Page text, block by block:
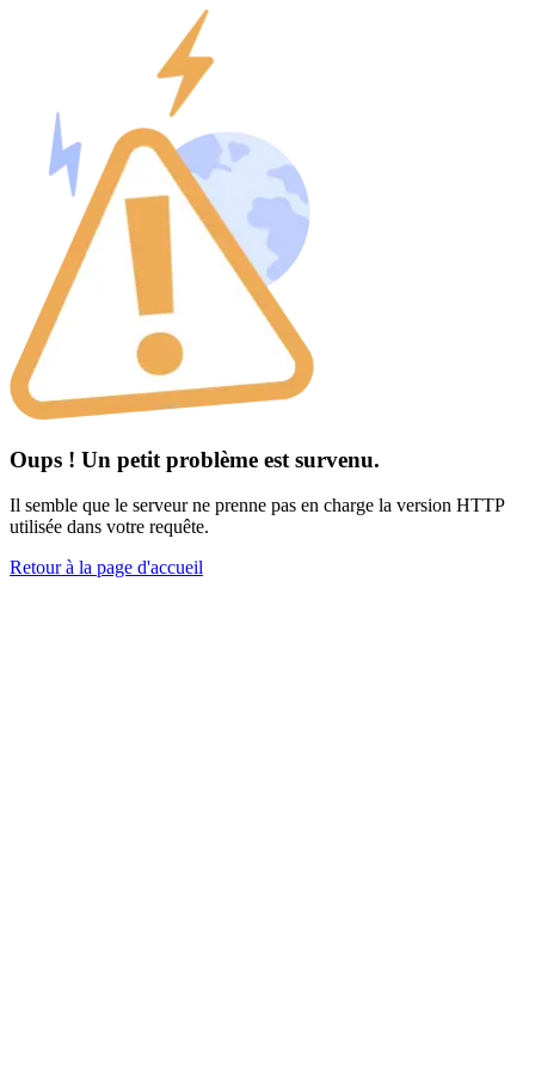
Oups ! Un petit problème est survenu.
Il semble que le serveur ne prenne pas en charge la version HTTP
utilisée dans votre requête.
Retour à la page d'accueil